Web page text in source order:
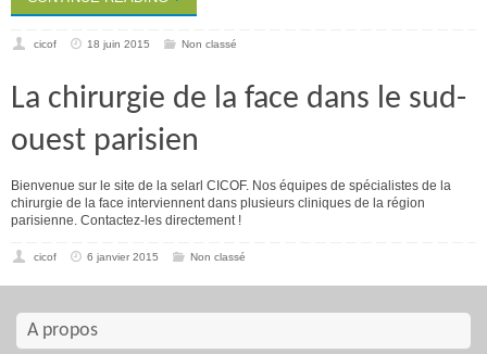
cicof 18 juin 2015 Non classé
La chirurgie de la face dans le sud-
ouest parisien
Bienvenue sur le site de la selarl CICOF. Nos équipes de spécialistes de la
chirurgie de la face interviennent dans plusieurs cliniques de la région
parisienne. Contactez-les directement !
cicof 6 janvier 2015 Non classé
A propos